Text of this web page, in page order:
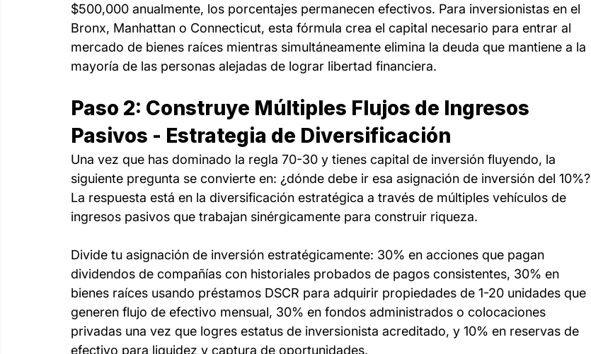
$500,000 anualmente, los porcentajes permanecen efectivos. Para inversionistas en el
Bronx, Manhattan o Connecticut, esta fórmula crea el capital necesario para entrar al
mercado de bienes raíces mientras simultáneamente elimina la deuda que mantiene a la
mayoría de las personas alejadas de lograr libertad financiera.
Paso 2: Construye Múltiples Flujos de Ingresos
Pasivos - Estrategia de Diversificación
Una vez que has dominado la regla 70-30 y tienes capital de inversión fluyendo, la
siguiente pregunta se convierte en: ¿dónde debe ir esa asignación de inversión del 10%?
La respuesta está en la diversificación estratégica a través de múltiples vehículos de
ingresos pasivos que trabajan sinérgicamente para construir riqueza.
Divide tu asignación de inversión estratégicamente: 30% en acciones que pagan
dividendos de compañías con historiales probados de pagos consistentes, 30% en
bienes raíces usando préstamos DSCR para adquirir propiedades de 1-20 unidades que
generen flujo de efectivo mensual, 30% en fondos administrados o colocaciones
privadas una vez que logres estatus de inversionista acreditado, y 10% en reservas de
efectivo para liquidez y captura de oportunidades.